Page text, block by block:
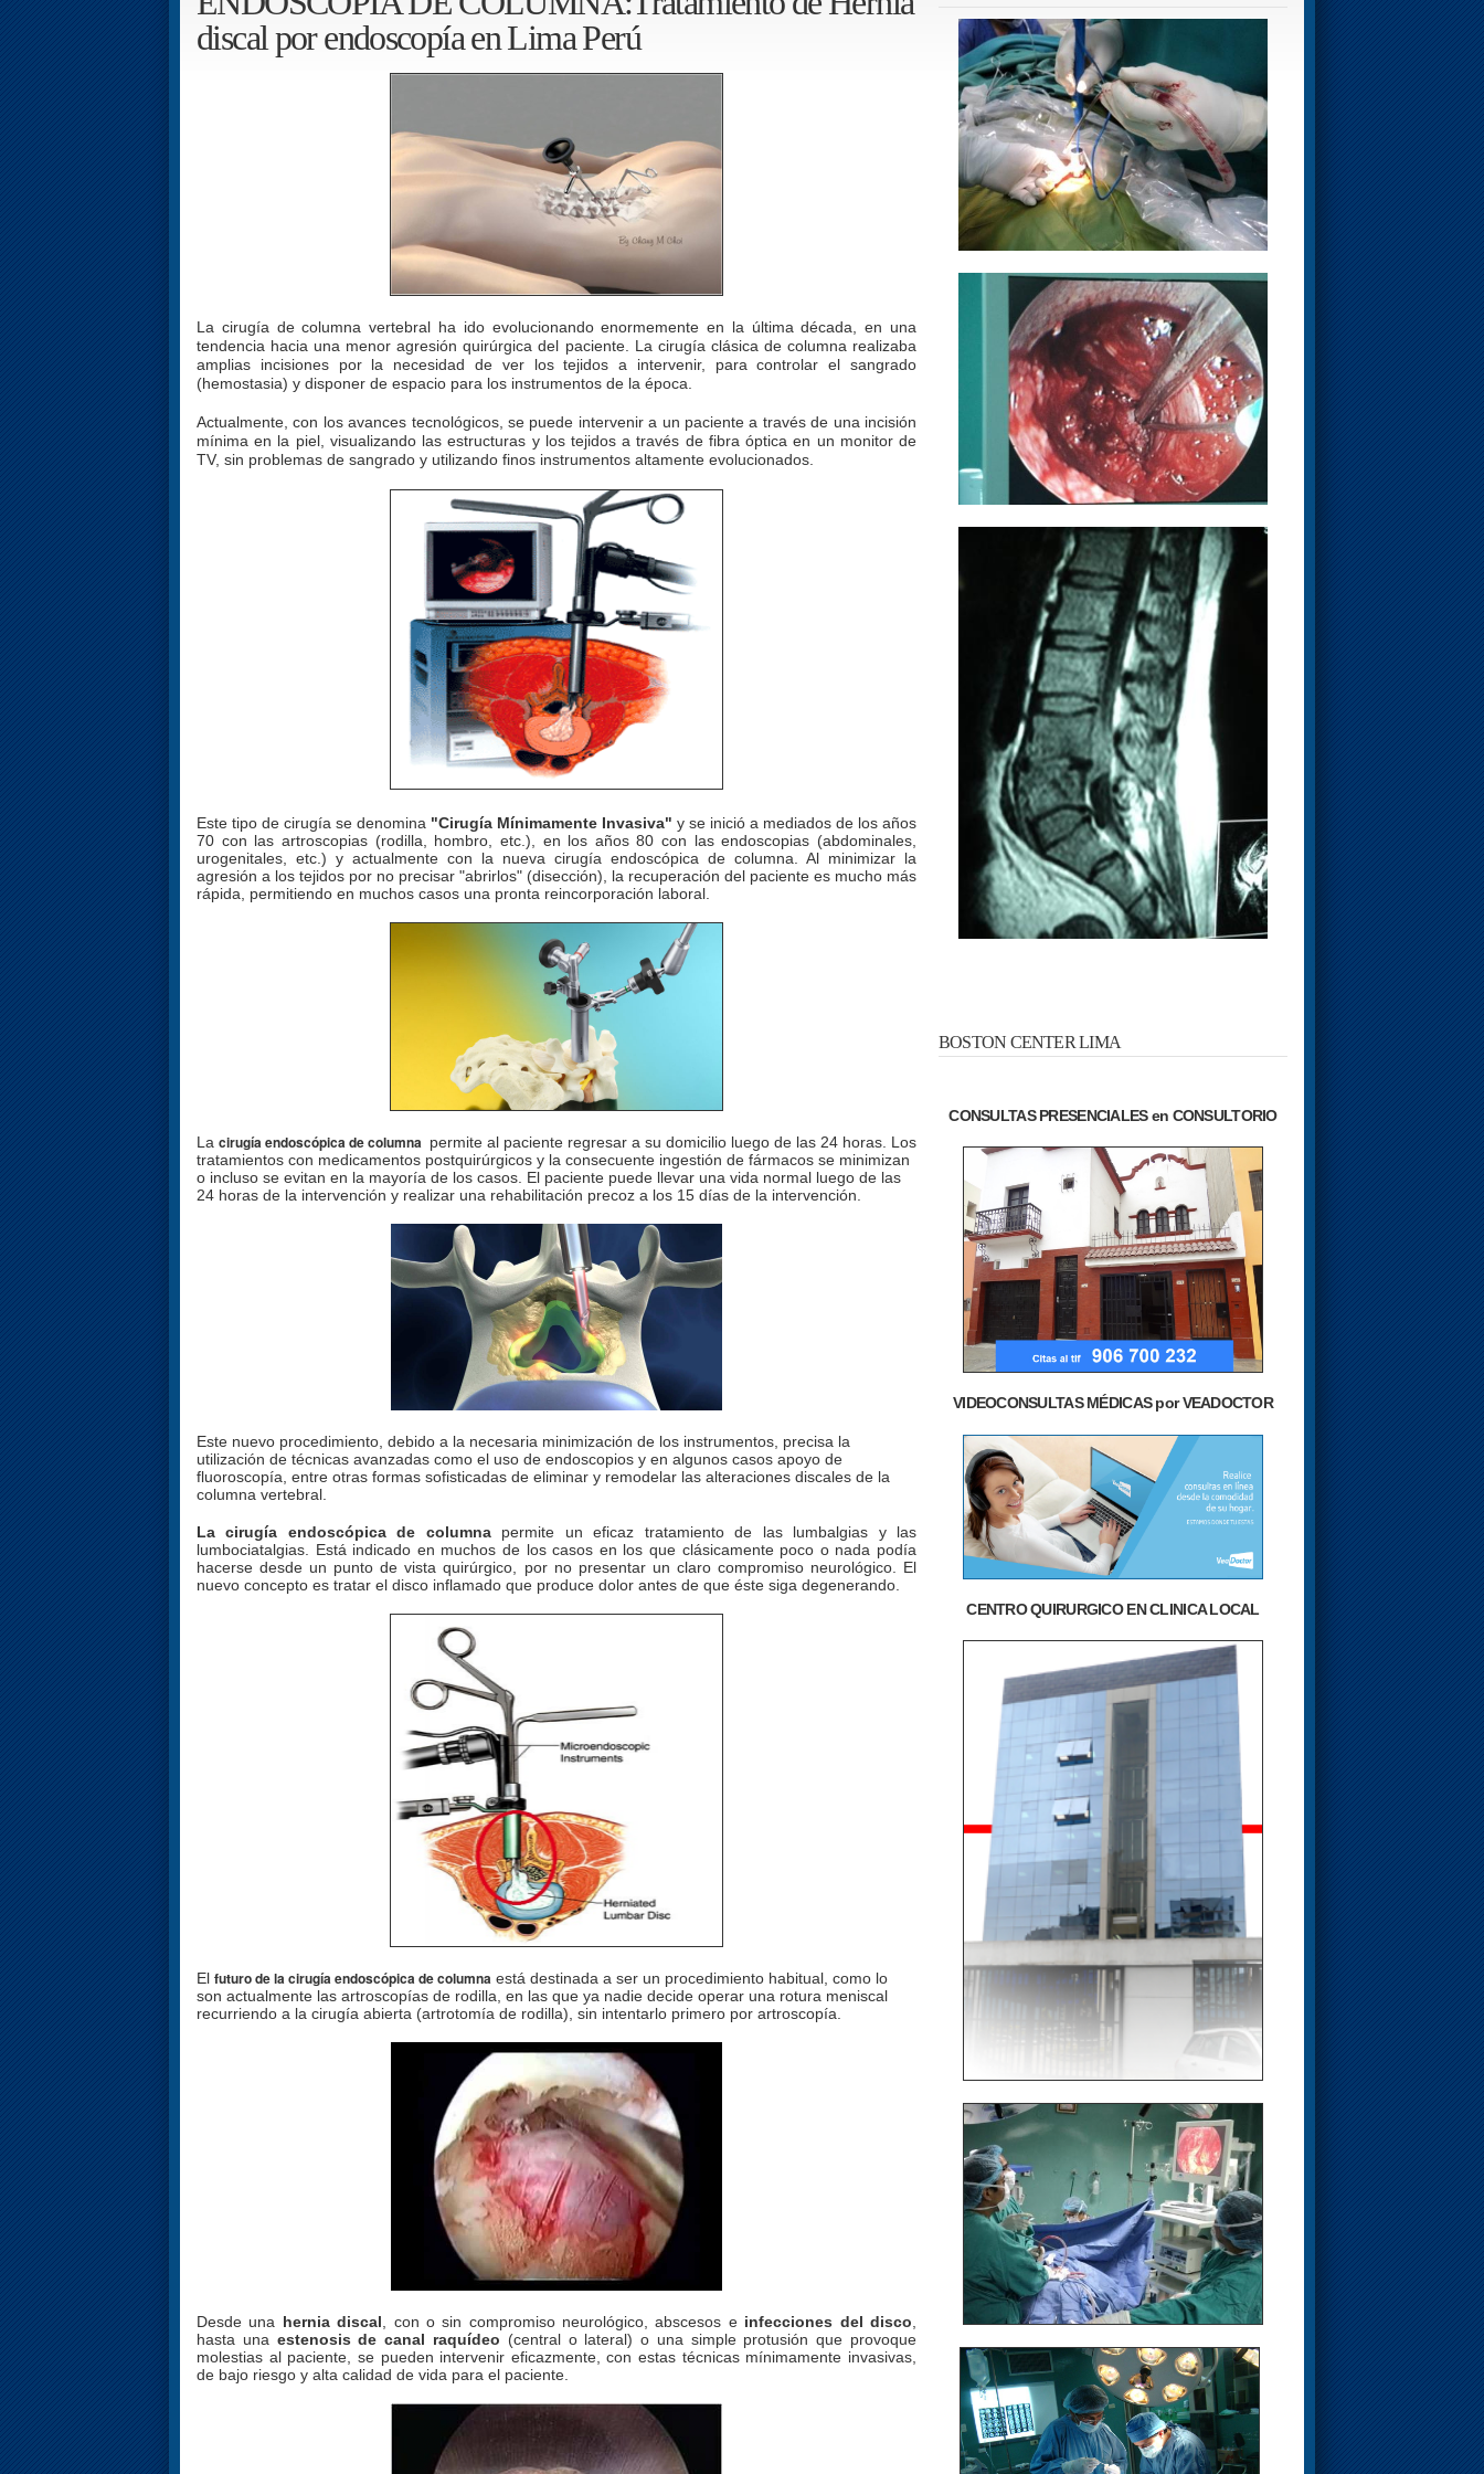
discal por endoscopía en Lima Perú
La cirugía de columna vertebral ha ido evolucionando enormemente en la última década, en una
tendencia hacia una menor agresión quirúrgica del paciente. La cirugía clásica de columna realizaba
amplias incisiones por la necesidad de ver los tejidos a intervenir, para controlar el sangrado
(hemostasia) y disponer de espacio para los instrumentos de la época.
Actualmente, con los avances tecnológicos, se puede intervenir a un paciente a través de una incisión
mínima en la piel, visualizando las estructuras y los tejidos a través de fibra óptica en un monitor de
TV, sin problemas de sangrado y utilizando finos instrumentos altamente evolucionados.
Este tipo de cirugía se denomina "Cirugía Mínimamente Invasiva" y se inició a mediados de los años
70 con las artroscopias (rodilla, hombro, etc.), en los años 80 con las endoscopias (abdominales,
urogenitales, etc.) y actualmente con la nueva cirugía endoscópica de columna. Al minimizar la
agresión a los tejidos por no precisar "abrirlos" (disección), la recuperación del paciente es mucho más
rápida, permitiendo en muchos casos una pronta reincorporación laboral.
La cirugía endoscópica de columna permite al paciente regresar a su domicilio luego de las 24 horas. Los
tratamientos con medicamentos postquirúrgicos y la consecuente ingestión de fármacos se minimizan
o incluso se evitan en la mayoría de los casos. El paciente puede llevar una vida normal luego de las
24 horas de la intervención y realizar una rehabilitación precoz a los 15 días de la intervención.
Este nuevo procedimiento, debido a la necesaria minimización de los instrumentos, precisa la
utilización de técnicas avanzadas como el uso de endoscopios y en algunos casos apoyo de
fluoroscopía, entre otras formas sofisticadas de eliminar y remodelar las alteraciones discales de la
columna vertebral.
La cirugía endoscópica de columnapermite un eficaz tratamiento de las lumbalgias y las
lumbociatalgias. Está indicado en muchos de los casos en los que clásicamente poco o nada podía
hacerse desde un punto de vista quirúrgico, por no presentar un claro compromiso neurológico. El
nuevo concepto es tratar el disco inflamado que produce dolor antes de que éste siga degenerando.
El futuro de la cirugía endoscópica de columna está destinada a ser un procedimiento habitual, como lo
son actualmente las artroscopías de rodilla, en las que ya nadie decide operar una rotura meniscal
recurriendo a la cirugía abierta (artrotomía de rodilla), sin intentarlo primero por artroscopía.
Desde una hernia discal , con o sin compromiso neurológico, abscesos e infecciones del disco
hasta una estenosis de canal raquídeo (central o lateral) o una simple protusión que provoque
molestias al paciente, se pueden intervenir eficazmente, con estas técnicas mínimamente invasivas,
de bajo riesgo y alta calidad de vida para el paciente.
BOSTON CENTER LIMA
CONSULTAS PRESENCIALES en CONSULTORIO
VIDEOCONSULTAS MÉDICAS por VEADOCTOR
CENTRO QUIRURGICO EN CLINICA LOCAL